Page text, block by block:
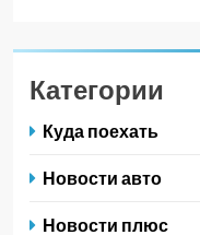
Категории
Куда поехать
Новости авто
Новости плюс